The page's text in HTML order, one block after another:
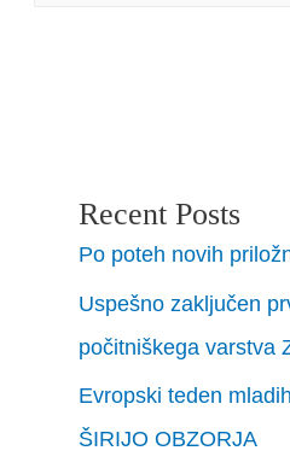
Recent Posts
Po poteh novih
Uspešno zaključen
počitniškega varstva
Evropski teden
ŠIRIJO OBZORJA